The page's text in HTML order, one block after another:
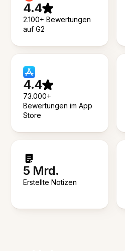
4.4
2.100+ Bewertungen
auf G2
4.4
73.000+
Bewertungen im App
Store
5 Mrd.
Erstellte Notizen